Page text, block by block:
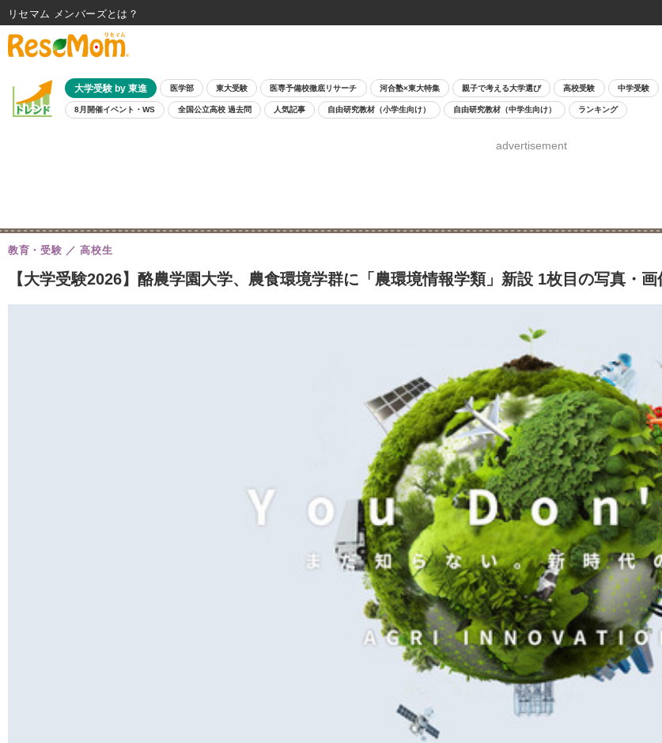
大学受験 by 東進 医学部 東大受験 医専予備校徹底リサーチ 河合塾×東大特集 親子で考える大学選び 高校受験 中学受験
8月開催イベント・WS 全国公立高校 過去問 人気記事 自由研究教材（小学生向け） 自由研究教材（中学生向け） ランキング
advertisement
【大学受験2026】酪農学園大学、農食環境学群に「農環境情報学類」新設 1枚目の写真・画
教育・受験 高校生
リセマム メンバーズ